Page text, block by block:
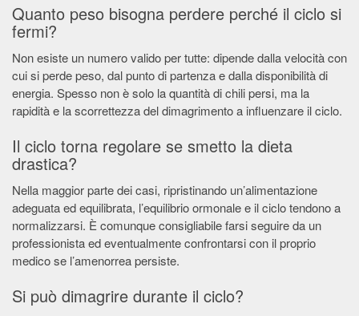
Quanto peso bisogna perdere perché il ciclo si
fermi?
Non esiste un numero valido per tutte: dipende dalla velocità con
cui si perde peso, dal punto di partenza e dalla disponibilità di
energia. Spesso non è solo la quantità di chili persi, ma la
rapidità e la scorrettezza del dimagrimento a influenzare il ciclo.
Il ciclo torna regolare se smetto la dieta
drastica?
Nella maggior parte dei casi, ripristinando un’alimentazione
adeguata ed equilibrata, l’equilibrio ormonale e il ciclo tendono a
normalizzarsi. È comunque consigliabile farsi seguire da un
professionista ed eventualmente confrontarsi con il proprio
medico se l’amenorrea persiste.
Si può dimagrire durante il ciclo?